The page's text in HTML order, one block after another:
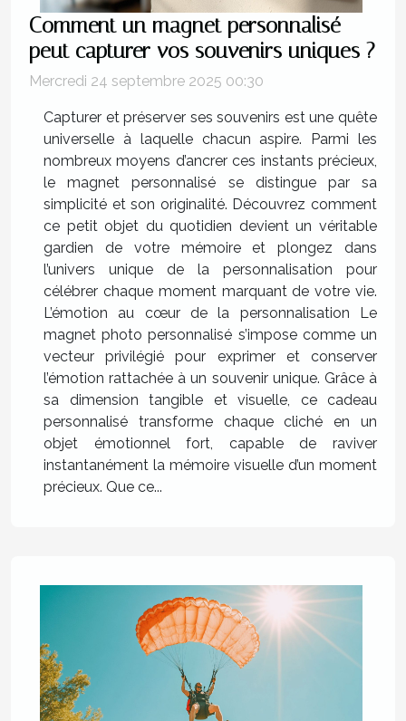
Comment un magnet personnalisé
peut capturer vos souvenirs uniques ?
Mercredi 24 septembre 2025 00:30
Capturer et préserver ses souvenirs est une quête
universelle à laquelle chacun aspire. Parmi les
nombreux moyens d’ancrer ces instants précieux,
le magnet personnalisé se distingue par sa
simplicité et son originalité. Découvrez comment
ce petit objet du quotidien devient un véritable
gardien de votre mémoire et plongez dans
l’univers unique de la personnalisation pour
célébrer chaque moment marquant de votre vie.
L’émotion au cœur de la personnalisation Le
magnet photo personnalisé s’impose comme un
vecteur privilégié pour exprimer et conserver
l’émotion rattachée à un souvenir unique. Grâce à
sa dimension tangible et visuelle, ce cadeau
personnalisé transforme chaque cliché en un
objet émotionnel fort, capable de raviver
instantanément la mémoire visuelle d’un moment
précieux. Que ce...